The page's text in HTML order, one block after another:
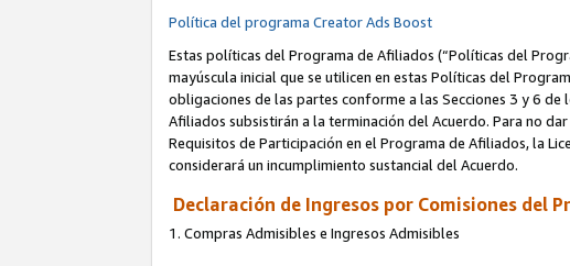
Política del programa Creator Ads Boost
Estas políticas del Programa de Afiliados (“Políticas del
mayúscula inicial que se utilicen en estas Políticas del
obligaciones de las partes conforme a las Secciones 3 y 6
Afiliados subsistirán a la terminación del Acuerdo. Para no
Requisitos de Participación en el Programa de Afiliados, la
considerará un incumplimiento sustancial del Acuerdo.
Declaración de Ingresos por Comisiones del
1. Compras Admisibles e Ingresos Admisibles